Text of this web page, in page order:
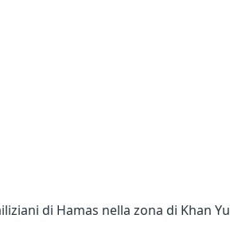
di Hamas nella zona di Khan